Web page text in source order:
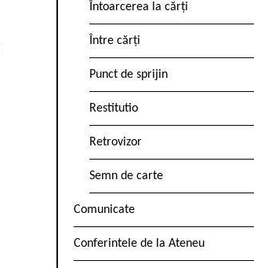
Întoarcerea la cărți
Între cărți
Punct de sprijin
Restitutio
Retrovizor
Semn de carte
Comunicate
Conferintele de la Ateneu